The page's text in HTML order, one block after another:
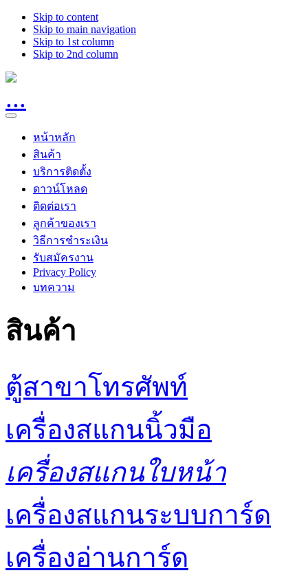
Skip to content
Skip to main navigation
Skip to 1st column
Skip to 2nd column
หน้าหลัก
สินค้า
บริการติดตั้ง
ดาวน์โหลด
ติดต่อเรา
ลูกค้าของเรา
วิธีการชำระเงิน
รับสมัครงาน
Privacy Policy
บทความ
สินค้า
ตู้สาขาโทรศัพท์
เครื่องสแกนนิ้วมือ
เครื่องสแกนใบหน้า
เครื่องสแกนระบบการ์ด
เครื่องอ่านการ์ด